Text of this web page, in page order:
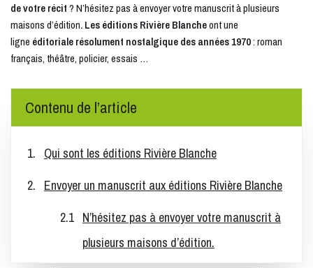
de votre récit? N’hésitez pas à envoyer votre manuscrit à plusieurs
maisons d’édition. Les éditions Rivière Blancheont une
ligne éditoriale résolument nostalgique des années 1970: roman
français, théâtre, policier, essais …
Contenu de l’article
Qui sont les éditions Rivière Blanche
Envoyer un manuscrit aux éditions Rivière Blanche
N’hésitez pas à envoyer votre manuscrit à
plusieurs maisons d’édition.